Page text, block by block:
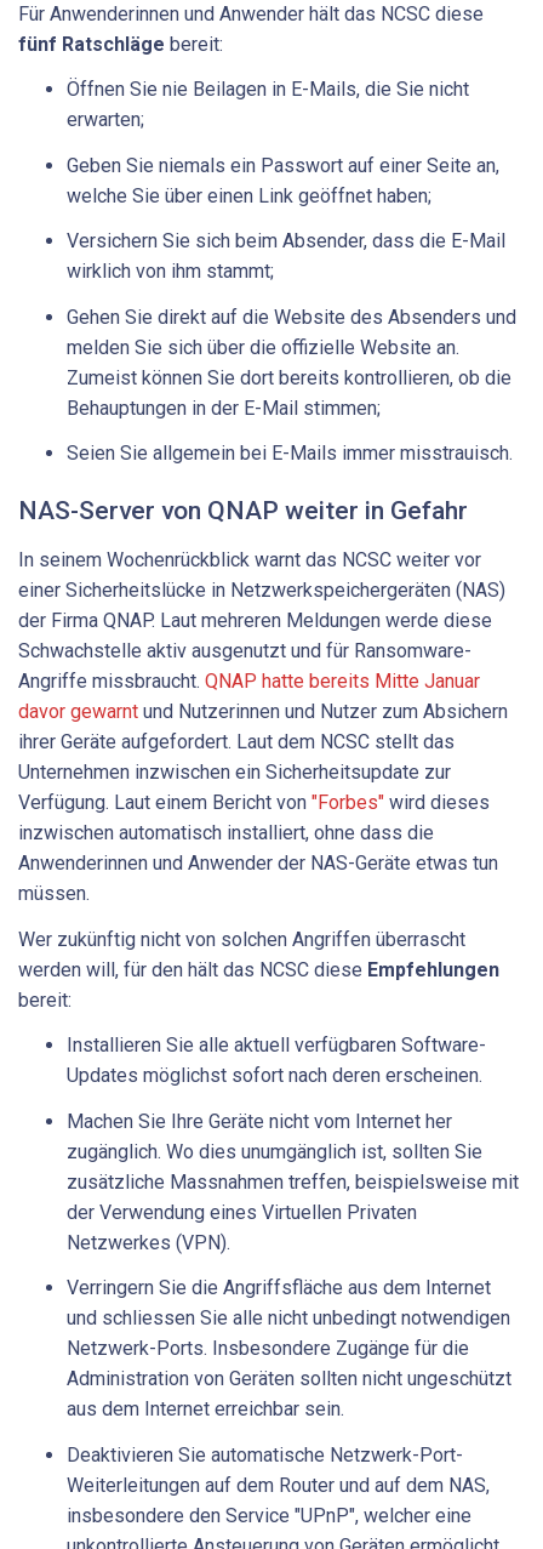
Für Anwenderinnen und Anwender hält das NCSC diese
fünf Ratschläge bereit:
Öffnen Sie nie Beilagen in E-Mails, die Sie nicht
erwarten;
Geben Sie niemals ein Passwort auf einer Seite an,
welche Sie über einen Link geöffnet haben;
Versichern Sie sich beim Absender, dass die E-Mail
wirklich von ihm stammt;
Gehen Sie direkt auf die Website des Absenders und
melden Sie sich über die offizielle Website an.
Zumeist können Sie dort bereits kontrollieren, ob die
Behauptungen in der E-Mail stimmen;
Seien Sie allgemein bei E-Mails immer misstrauisch.
NAS-Server von QNAP weiter in Gefahr
In seinem Wochenrückblick warnt das NCSC weiter vor
einer Sicherheitslücke in Netzwerkspeichergeräten (NAS)
der Firma QNAP. Laut mehreren Meldungen werde diese
Schwachstelle aktiv ausgenutzt und für Ransomware-
Angriffe missbraucht. QNAP hatte bereits Mitte Januar
davor gewarnt und Nutzerinnen und Nutzer zum Absichern
ihrer Geräte aufgefordert. Laut dem NCSC stellt das
Unternehmen inzwischen ein Sicherheitsupdate zur
Verfügung. Laut einem Bericht von "Forbes" wird dieses
inzwischen automatisch installiert, ohne dass die
Anwenderinnen und Anwender der NAS-Geräte etwas tun
müssen.
Wer zukünftig nicht von solchen Angriffen überrascht
werden will, für den hält das NCSC diese Empfehlungen
bereit:
Installieren Sie alle aktuell verfügbaren Software-
Updates möglichst sofort nach deren erscheinen.
Machen Sie Ihre Geräte nicht vom Internet her
zugänglich. Wo dies unumgänglich ist, sollten Sie
zusätzliche Massnahmen treffen, beispielsweise mit
der Verwendung eines Virtuellen Privaten
Netzwerkes (VPN).
Verringern Sie die Angriffsfläche aus dem Internet
und schliessen Sie alle nicht unbedingt notwendigen
Netzwerk-Ports. Insbesondere Zugänge für die
Administration von Geräten sollten nicht ungeschützt
aus dem Internet erreichbar sein.
Deaktivieren Sie automatische Netzwerk-Port-
Weiterleitungen auf dem Router und auf dem NAS,
insbesondere den Service "UPnP", welcher eine